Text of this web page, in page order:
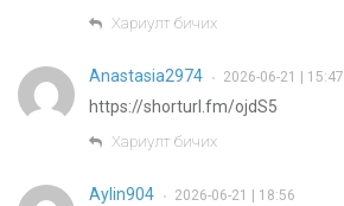
Хариулт бичих
Anastasia2974 • 2026-06-21 | 15:47
https://shorturl.fm/ojdS5
Хариулт бичих
Aylin904 • 2026-06-21 | 18:56